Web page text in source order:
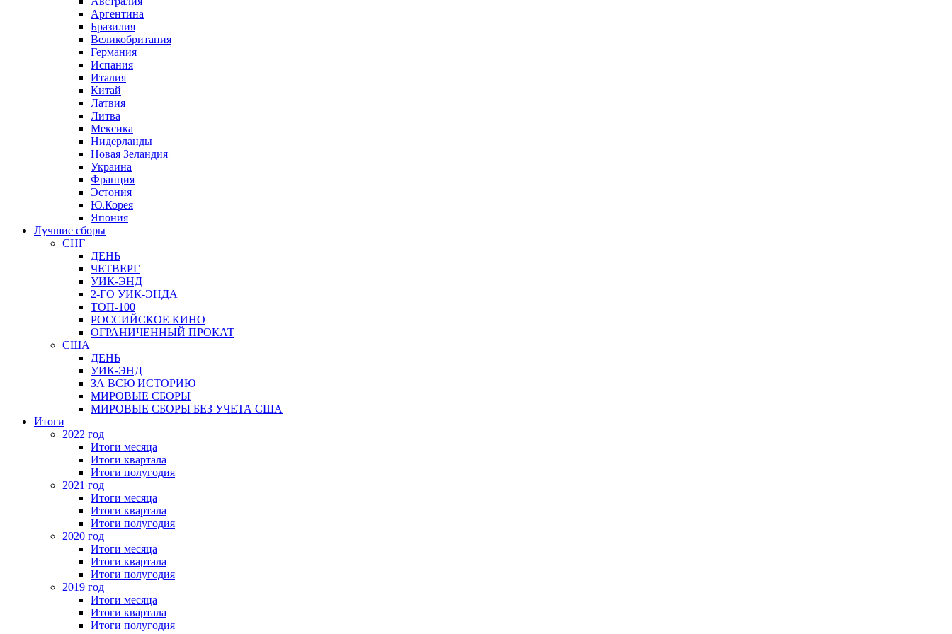
Аргентина
Бразилия
Великобритания
Германия
Испания
Италия
Китай
Латвия
Литва
Мексика
Нидерланды
Новая Зеландия
Украина
Франция
Эстония
Ю.Корея
Япония
Лучшие сборы
СНГ
ДЕНЬ
ЧЕТВЕРГ
УИК-ЭНД
2-ГО УИК-ЭНДА
ТОП-100
РОССИЙСКОЕ КИНО
ОГРАНИЧЕННЫЙ ПРОКАТ
США
ДЕНЬ
УИК-ЭНД
ЗА ВСЮ ИСТОРИЮ
МИРОВЫЕ СБОРЫ
МИРОВЫЕ СБОРЫ БЕЗ УЧЕТА США
Итоги
2022 год
Итоги месяца
Итоги квартала
Итоги полугодия
2021 год
Итоги месяца
Итоги квартала
Итоги полугодия
2020 год
Итоги месяца
Итоги квартала
Итоги полугодия
2019 год
Итоги месяца
Итоги квартала
Итоги полугодия